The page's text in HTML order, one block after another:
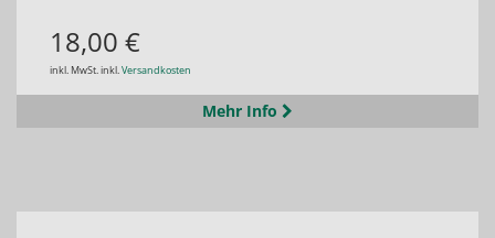
18,00 €
inkl. MwSt. inkl.Versandkosten
Mehr Info